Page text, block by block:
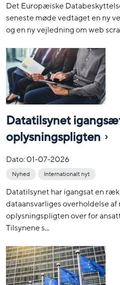
Det Europæiske
seneste møde vedtaget en ny
og en ny vejledning om web
Datatilsynet
oplysningspligten
Dato:01-07-2026
Nyhed Internationalt nyt
Datatilsynet har igangsat en
dataansvarliges overholdelse af
oplysningspligten over for
Tilsynene s...